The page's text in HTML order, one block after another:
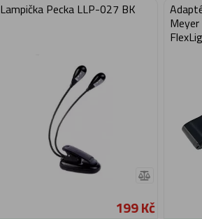
Lampička Pecka LLP-027 BK
199 Kč